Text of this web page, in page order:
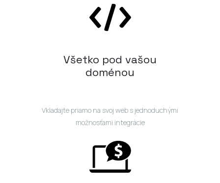
Všetko pod vašou
doménou
Vkladajte priamo na svoj web s jednoduchými
možnosťami integrácie